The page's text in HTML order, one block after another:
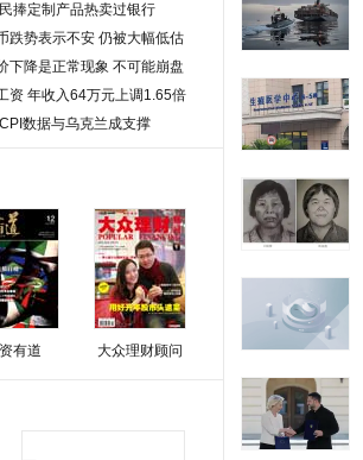
捧定制产品热卖过银行
跌势表示不安 仍被大幅低估
下降是正常现象 不可能崩盘
资 年收入64万元上调1.65倍
数据与乌克兰成支撑
有道 大众理财顾问